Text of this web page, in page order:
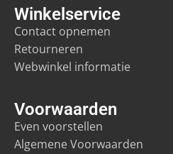
Voorwaarden
Even voorstellen
Algemene Voorwaarden
Winkelservice
Contact opnemen
Retourneren
Webwinkel informatie